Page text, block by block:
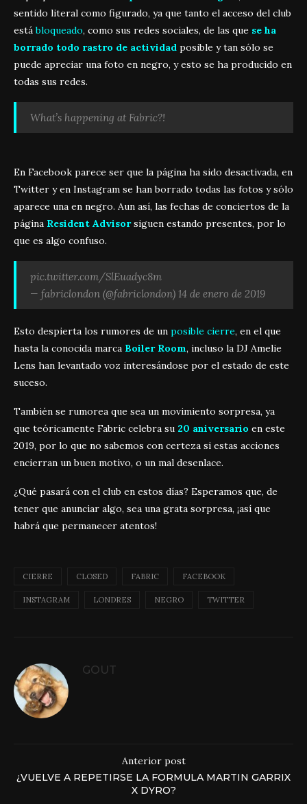
sentido literal como figurado, ya que tanto el acceso del club
estábloqueado, como sus redes sociales, de las que se ha
borrado todo rastro de actividad posible y tan sólo se
puede apreciar una foto en negro, y esto se ha producido en
todas sus redes.
What’s happening at Fabric?!
En Facebook parece ser que la página ha sido desactivada, en
Twitter y en Instagram se han borrado todas las fotos y sólo
aparece una en negro. Aun así, las fechas de conciertos de la
página Resident Advisorsiguen estando presentes, por lo
que es algo confuso.
pic.twitter.com/SlEuadyc8m
— fabriclondon (@fabriclondon) 14 de enero de 2019
Esto despierta los rumores de un posible cierre, en el que
hasta la conocida marca Boiler Room, incluso la DJ Amelie
Lens han levantado voz interesándose por el estado de este
suceso.
También se rumorea que sea un movimiento sorpresa, ya
que teóricamente Fabric celebra su 20 aniversario en este
2019, por lo que no sabemos con certeza si estas acciones
encierran un buen motivo, o un mal desenlace.
¿Qué pasará con el club en estos días? Esperamos que, de
tener que anunciar algo, sea una grata sorpresa, ¡así que
habrá que permanecer atentos!
CIERRE CLOSED FABRIC FACEBOOK
INSTAGRAM LONDRES NEGRO TWITTER
GOUT
Anterior post
¿VUELVE A REPETIRSE LA FORMULA MARTIN GARRIX
X DYRO?